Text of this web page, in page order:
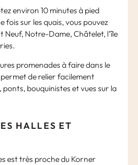
environ 10 minutes à pied
fois sur les quais, vous pouvez
Neuf, Notre-Dame, Châtelet, l’île
promenades à faire dans le
de relier facilement
bouquinistes et vues sur la
HALLES ET
est très proche du Korner